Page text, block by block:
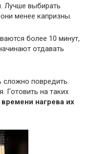
Лучше выбирать
менее капризны.
более 10 минут,
отдавать
сложно повредить.
Готовить на таких
нагрева их